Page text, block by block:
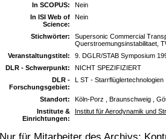
In SCOPUS:
Nein
In ISI Web of
Science:
Nein
Stichwörter:
Supersonic Commercial
Querstroemungsinstabilitaet,
Veranstaltungstitel:
9. DGLR/STAB Symposium
DLR - Schwerpunkt:
NICHT SPEZIFIZIERT
DLR -
Forschungsgebiet:
L ST - Starrflüglertechnologien
Standort:
Köln-Porz , Braunschweig ,
Institute &
Einrichtungen:
Institut für Aerodynamik und